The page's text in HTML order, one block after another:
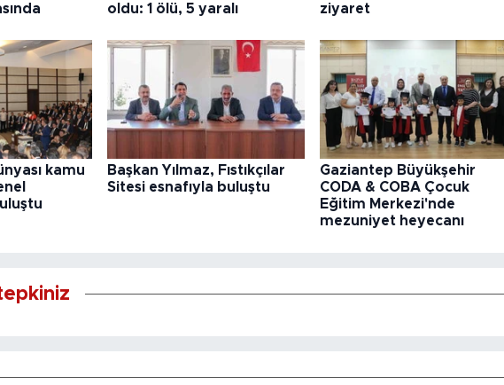
oldu: 1 ölü, 5 yaralı
ziyaret
kamu
Başkan Yılmaz, Fıstıkçılar
Sitesi esnafıyla buluştu
Gaziantep Büyükşehir
CODA & COBA Çocuk
Eğitim Merkezi'nde
mezuniyet heyecanı